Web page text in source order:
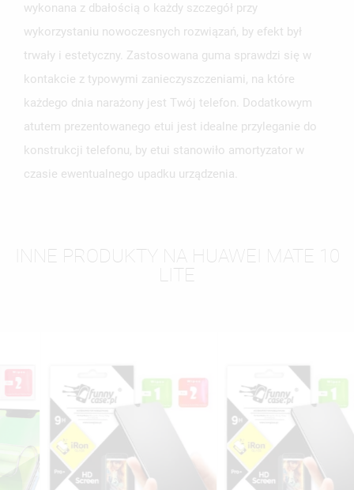
wykonana z dbałością o każdy szczegół przy
wykorzystaniu nowoczesnych rozwiązań, by efekt był
trwały i estetyczny. Zastosowana guma sprawdzi się w
kontakcie z typowymi zanieczyszczeniami, na które
każdego dnia narażony jest Twój telefon. Dodatkowym
atutem prezentowanego etui jest idealne przyleganie do
konstrukcji telefonu, by etui stanowiło amortyzator w
czasie ewentualnego upadku urządzenia.
INNE PRODUKTY NA HUAWEI MATE 10
LITE